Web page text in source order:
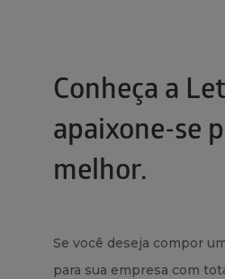
Conheça a
apaixone-se
melhor.
Se você deseja compor
para sua empresa com